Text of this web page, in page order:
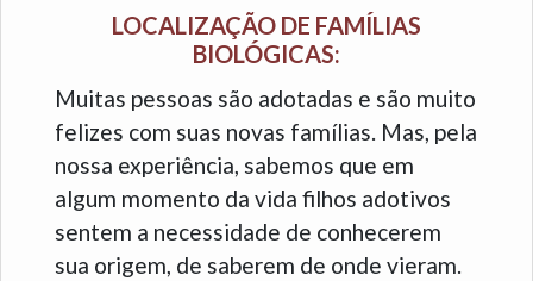
LOCALIZAÇÃO DE FAMÍLIAS
BIOLÓGICAS:
Muitas pessoas são adotadas e são muito
felizes com suas novas famílias. Mas, pela
nossa experiência, sabemos que em
algum momento da vida filhos adotivos
sentem a necessidade de conhecerem
sua origem, de saberem de onde vieram.